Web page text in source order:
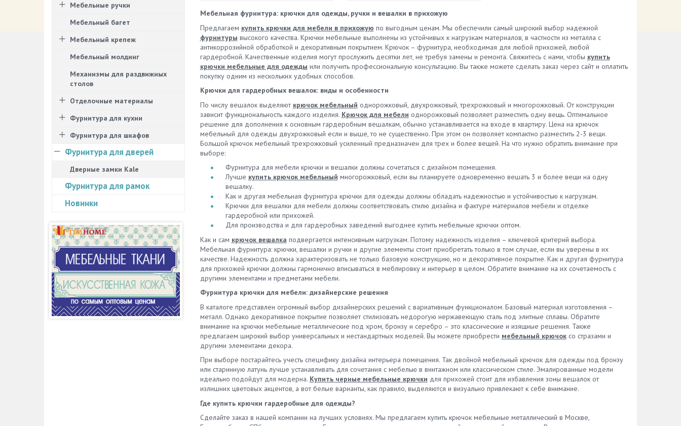
Мебельная фурнитура: крючки для одежды, ручки и вешалки в прихожую
Предлагаем купить крючки для мебели в прихожую по выгодным ценам. Мы обеспечили самый широкий выбор надежной
фурнитуры высокого качества. Крючки мебельные выполнены из устойчивых к нагрузкам материалов, в частности из металла с
антикоррозийной обработкой и декоративным покрытием. Крючок – фурнитура, необходимая для любой прихожей, любой
гардеробной. Качественные изделия могут прослужить десятки лет, не требуя замены и ремонта. Свяжитесь с нами, чтобы купить
крючки мебельные для одежды или получить профессиональную консультацию. Вы также можете сделать заказ через сайт и оплатить
покупку одним из нескольких удобных способов.
Крючки для гардеробных вешалок: виды и особенности
По числу вешалок выделяют крючок мебельный однорожковый, двухрожковый, трехрожковый и многорожковый. От конструкции
зависит функциональность каждого изделия. Крючок для мебели однорожковый позволяет разместить одну вещь. Оптимальное
решение для дополнения к основным гардеробным вешалкам, обычно устанавливается на входе в квартиру. Цена на крючок
мебельный для одежды двухрожковый если и выше, то не существенно. При этом он позволяет компактно разместить 2-3 вещи.
Большой крючок мебельный трехрожковый усиленный предназначен для трех и более вещей. На что нужно обратить внимание при
выборе:
Фурнитура для мебели крючки и вешалки должны сочетаться с дизайном помещения.
Лучше купить крючок мебельный многорожковый, если вы планируете одновременно вешать 3 и более вещи на одну
вешалку.
Как и другая мебельная фурнитура крючки для одежды должны обладать надежностью и устойчивостью к нагрузкам.
Крючки для вешалки для мебели должны соответствовать стилю дизайна и фактуре материалов мебели и отделке
гардеробной или прихожей.
Для производства и для гардеробных заведений выгоднее купить мебельные крючки оптом.
Как и сам крючок вешалка подвергается интенсивным нагрузкам. Потому надежность изделия – ключевой критерий выбора.
Мебельная фурнитура: крючки, вешалки и ручки и другие элементы стоит приобретать только в том случае, если вы уверены в их
качестве. Надежность должна характеризовать не только базовую конструкцию, но и декоративное покрытие. Как и другая фурнитура
для прихожей крючки должны гармонично вписываться в меблировку и интерьер в целом. Обратите внимание на их сочетаемость с
другими элементами и предметами мебели.
Фурнитура крючки для мебели: дизайнерские решения
В каталоге представлен огромный выбор дизайнерских решений с вариативным функционалом. Базовый материал изготовления –
металл. Однако декоративное покрытие позволяет стилизовать недорогую нержавеющую сталь под элитные сплавы. Обратите
внимание на крючки мебельные металлические под хром, бронзу и серебро – это классические и изящные решения. Также
предлагаем широкий выбор универсальных и нестандартных моделей. Вы можете приобрести мебельный крючоксо стразами и
другими элементами декора.
При выборе постарайтесь учесть специфику дизайна интерьера помещения. Так двойной мебельный крючок для одежды под бронзу
или старинную латунь лучше устанавливать для сочетания с мебелью в винтажном или классическом стиле. Эмалированные модели
идеально подойдут для модерна. Купить черные мебельные крючки для прихожей стоит для избавления зоны вешалок от
излишних цветовых акцентов, а вот белые варианты, как правило, выделяются и визуально привлекают к себе внимание.
Где купить крючки гардеробные для одежды?
Сделайте заказ в нашей компании на лучших условиях. Мы предлагаем купить крючок мебельные металлический в Москве,
Мебельные ручки
Мебельный багет
Мебельный крепеж
Мебельный молдинг
Механизмы для раздвижных
столов
Отделочные материалы
Фурнитура для кухни
Фурнитура для шкафов
Фурнитура для дверей
Дверные замки Kale
Фурнитура для рамок
Новинки